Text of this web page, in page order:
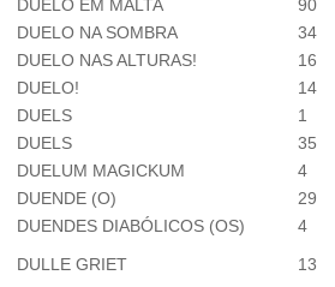
DUELO EM MALTA
90
DUELO NA SOMBRA
34
DUELO NAS ALTURAS!
16
DUELO!
14
DUELS
1
DUELS
35
DUELUM MAGICKUM
4
DUENDE (O)
29
DUENDES DIABÓLICOS (OS)
4
DULLE GRIET
13